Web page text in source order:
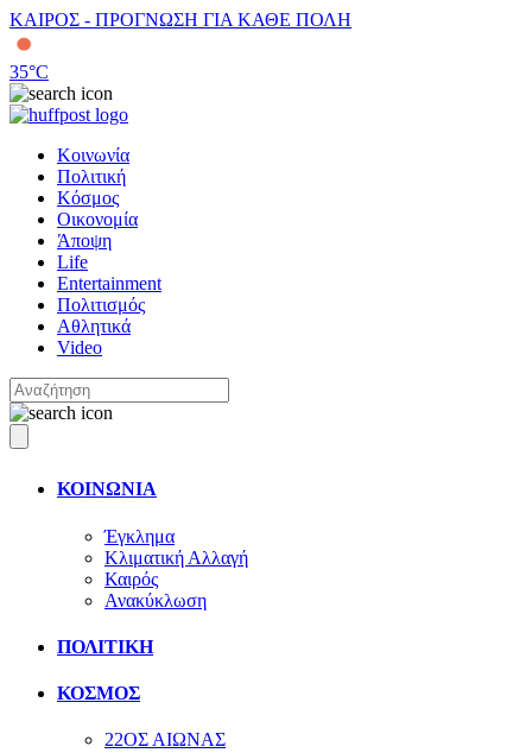
ΚΑΙΡΟΣ - ΠΡΟΓΝΩΣΗ ΓΙΑ ΚΑΘΕ ΠΟΛΗ
35°C
Κοινωνία
Πολιτική
Κόσμος
Οικονομία
Άποψη
Life
Entertainment
Πολιτισμός
Αθλητικά
Video
ΚΟΙΝΩΝΙΑ
Έγκλημα
Κλιματική Αλλαγή
Καιρός
Ανακύκλωση
ΠΟΛΙΤΙΚΗ
ΚΟΣΜΟΣ
22ΟΣ ΑΙΩΝΑΣ